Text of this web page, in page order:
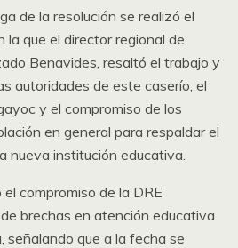
de la resolución se realizó el
la que el director regional de
Benavides, resaltó el trabajo y
autoridades de este caserío, el
y el compromiso de los
en general para respaldar el
nueva institución educativa.
compromiso de la DRE
brechas en atención educativa
señalando que a la fecha se